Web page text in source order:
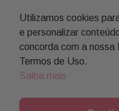
Concordo
Utilizamos cookies
e personalizar
concorda com a
Termos de Uso.
Saiba mais